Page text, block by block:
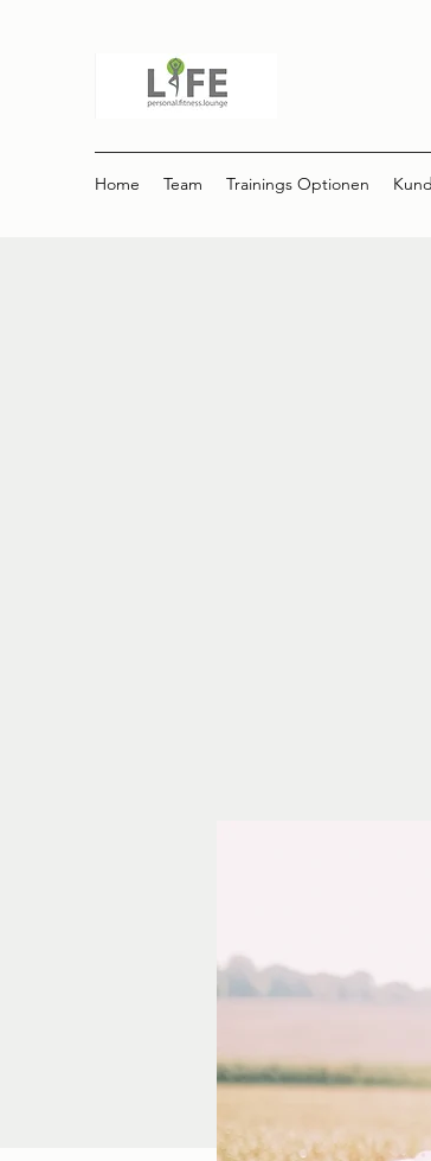
Home Team Trainings Optionen